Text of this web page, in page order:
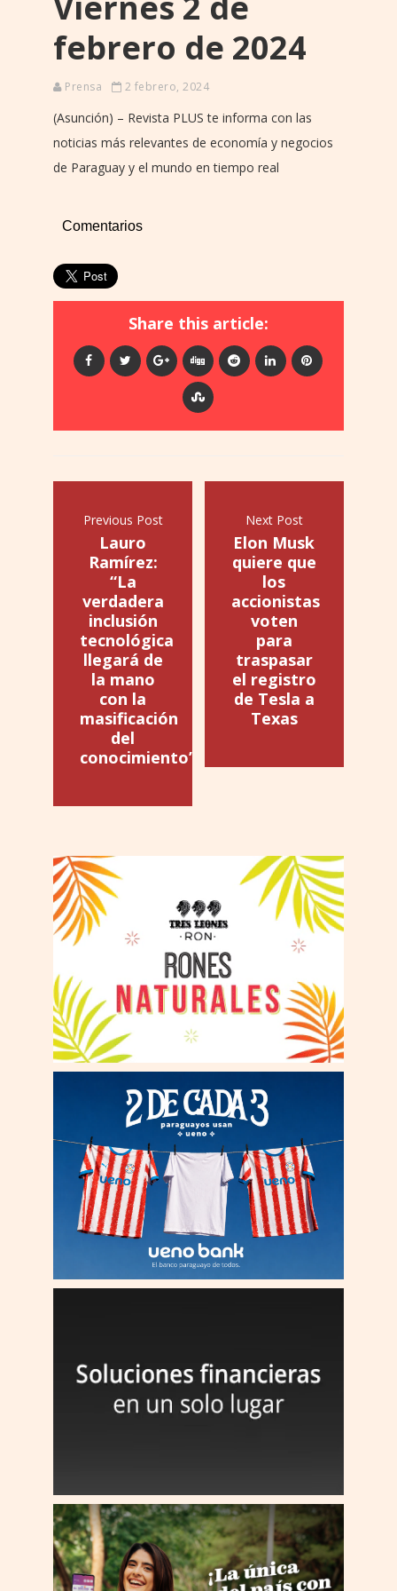
febrero de 2024
Prensa 2 febrero, 2024
(Asunción) – Revista PLUS te informa con las
noticias más relevantes de economía y negocios
de Paraguay y el mundo en tiempo real
Comentarios
Share this article:
Previous Post
Lauro
Ramírez:
“La
verdadera
inclusión
tecnológica
llegará de
la mano
con la
masificación
del
conocimiento”
Next Post
Elon Musk
quiere que
los
accionistas
voten
para
traspasar
el registro
de Tesla a
Texas